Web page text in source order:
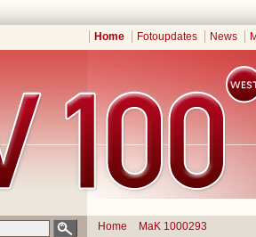
Home Fotoupdates News
Home MaK 1000293